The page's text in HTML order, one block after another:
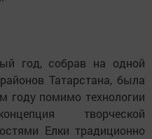
год, собрав на одной
Татарстана, была
году помимо технологии
творческой
Елки традиционно